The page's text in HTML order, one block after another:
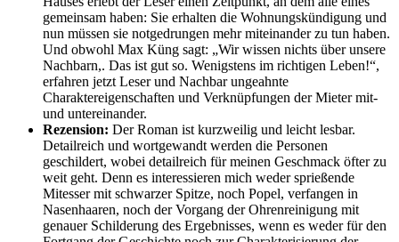
gemeinsam haben: Sie erhalten die Wohnungskündigung und
nun müssen sie notgedrungen mehr miteinander zu tun haben.
Und obwohl Max Küng sagt: „Wir wissen nichts über unsere
Nachbarn,. Das ist gut so. Wenigstens im richtigen Leben!“,
erfahren jetzt Leser und Nachbar ungeahnte
Charaktereigenschaften und Verknüpfungen der Mieter mit-
und untereinander.
Rezension: Der Roman ist kurzweilig und leicht lesbar.
Detailreich und wortgewandt werden die Personen
geschildert, wobei detailreich für meinen Geschmack öfter zu
weit geht. Denn es interessieren mich weder sprießende
Mitesser mit schwarzer Spitze, noch Popel, verfangen in
Nasenhaaren, noch der Vorgang der Ohrenreinigung mit
genauer Schilderung des Ergebnisses, wenn es weder für den